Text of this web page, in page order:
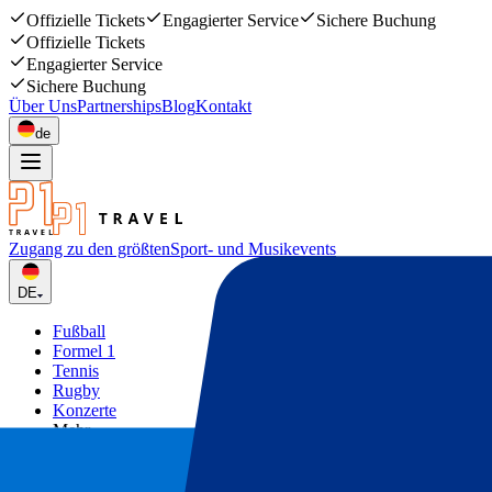
Offizielle Tickets Engagierter Service
Sichere Buchung
Offizielle Tickets
Engagierter Service
Sichere Buchung
Über UnsPartnershipsBlogKontakt
de
Zugang zu den größtenSport- und Musikevents
DE
Fußball
Formel 1
Tennis
Rugby
Konzerte
Mehr